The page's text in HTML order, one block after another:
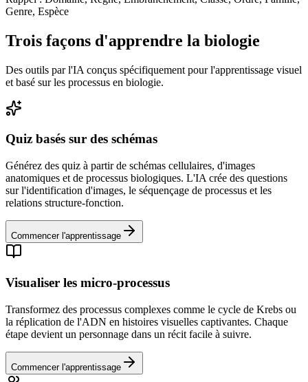
Genre, Espèce
Trois façons d'apprendre la biologie
Des outils par l'IA conçus spécifiquement pour l'apprentissage visuel
et basé sur les processus en biologie.
Quiz basés sur des schémas
Générez des quiz à partir de schémas cellulaires, d'images
anatomiques et de processus biologiques. L'IA crée des questions
sur l'identification d'images, le séquençage de processus et les
relations structure-fonction.
Commencer l'apprentissage
Visualiser les micro-processus
Transformez des processus complexes comme le cycle de Krebs ou
la réplication de l'ADN en histoires visuelles captivantes. Chaque
étape devient un personnage dans un récit facile à suivre.
Commencer l'apprentissage